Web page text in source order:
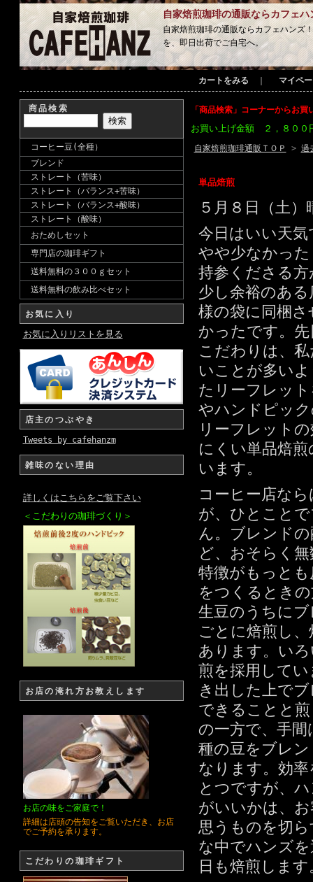
自家焙煎珈琲の通販ならカフェハ
自家焙煎珈琲の通販ならカフェハンズ
を、即日出荷でご自宅へ。
カートをみる マイペ
商品検索
コーヒー豆(全種）
ブレンド
ストレート（苦味）
ストレート（バランス+苦味）
ストレート（バランス+酸味）
ストレート（酸味）
おためしセット
専門店の珈琲ギフト
送料無料の３００ｇセット
送料無料の飲み比べセット
お気に入り
お気に入りリストを見る
店主のつぶやき
Tweets by cafehanzm
雑味のない理由
詳しくはこちらをご覧下さい
＜こだわりの珈琲づくり＞
お店の淹れ方お教えします
お店の味をご家庭で！
詳細は店頭の告知をご覧いただき、お店
でご予約を承ります。
こだわりの珈琲ギフト
「商品検索」コーナーからお買
お買い上げ金額 ２，８００
自家焙煎珈琲通販ＴＯＰ > 過
単品焙煎
５月８日（土）
今日はいい天
やや少なかっ
持参くださる
少し余裕のあ
様の袋に同梱
かったです。
こだわりは、
いことが多い
たリーフレッ
やハンドピッ
リーフレット
にくい単品焙
います。
コーヒー店な
が、ひとこと
ん。ブレンド
ど、おそらく
特徴がもっと
をつくるとき
生豆のうちに
ごとに焙煎し
あります。い
煎を採用して
き出した上で
できることと
の一方で、手
種の豆をブレ
なります。効
とつですが、
がいいかは、
思うものを切
な中でハンズ
日も焙煎します